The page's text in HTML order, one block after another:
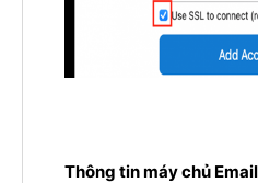
Thông tin máy chủ